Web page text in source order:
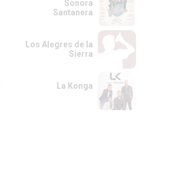
Sonora
Santanera
Los Alegres de la
Sierra
La Konga